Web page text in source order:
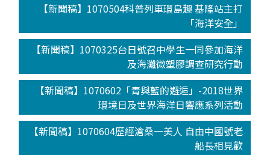
【新聞稿】1070504科普列車環島趣 基隆站主打
「海洋安全」
【新聞稿】1070325台日號召中學生一同參加海洋
及海灘微塑膠調查研究行動
【新聞稿】1070602「青與藍的邂逅」-2018世界
環境日及世界海洋日響應系列活動
【新聞稿】1070604歷經滄桑一美人 自由中國號老
船長相見歡